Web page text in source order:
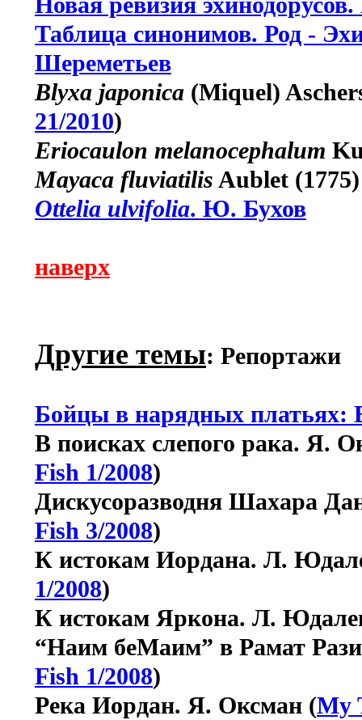
Таблица синонимов. Род -
Шереметьев
Blyxa japonica (Miquel)
21/2010)
Eriocaulon melanocephalum
Mayaca fluviatilis Aublet
Ottelia ulvifolia. Ю. Бухов
наверх
Другие темы: Репортажи
Бойцы в нарядных платьях:
В поисках слепого рака. Я.
Fish 1/2008)
Дискусоразводня Шахара
Fish 3/2008)
К истокам Иордана. Л.
1/2008)
К истокам Яркона. Л.
“Наим беМаим” в Рамат
Fish 1/2008)
Река Иордан. Я. Оксман (My